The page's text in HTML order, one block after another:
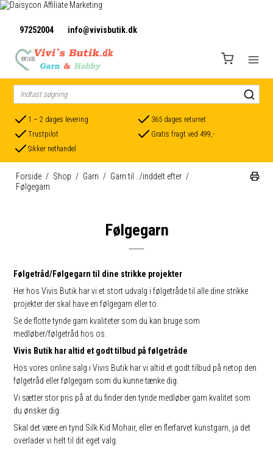
97252004 info@vivisbutik.dk
1 – 2 dages levering
365 dages returret
Trustpilot
Gratis fragt ved 499,-
Sikker nethandel
Forside / Shop / Garn / Garn til ../inddelt efter /
Følgegarn
Følgegarn
Følgetråd/Følgegarn til dine strikke projekter
Her hos Vivis Butik har vi et stort udvalg i følgetråde til alle dine strikke
projekter der skal have en følgegarn eller to.
Se de flotte tynde garn kvaliteter som du kan bruge som
medløber/følgetråd hos os.
Vivis Butik har altid et godt tilbud på følgetråde
Hos vores online salg i Vivis Butik har vi altid et godt tilbud på netop den
følgetråd eller følgegarn som du kunne tænke dig.
Vi sætter stor pris på at du finder den tynde medløber garn kvalitet som
du ønsker dig.
Skal det være en tynd Silk Kid Mohair, eller en flerfarvet kunstgarn, ja det
overlader vi helt til dit eget valg.